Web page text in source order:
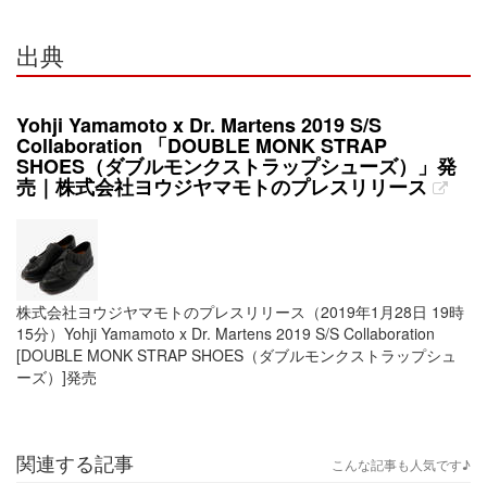
出典
Yohji Yamamoto x Dr. Martens 2019 S/S
Collaboration 「DOUBLE MONK STRAP
SHOES（ダブルモンクストラップシューズ）」発
売｜株式会社ヨウジヤマモトのプレスリリース
株式会社ヨウジヤマモトのプレスリリース（2019年1月28日 19時
15分）Yohji Yamamoto x Dr. Martens 2019 S/S Collaboration
[DOUBLE MONK STRAP SHOES（ダブルモンクストラップシュ
ーズ）]発売
関連する記事 こんな記事も人気です♪